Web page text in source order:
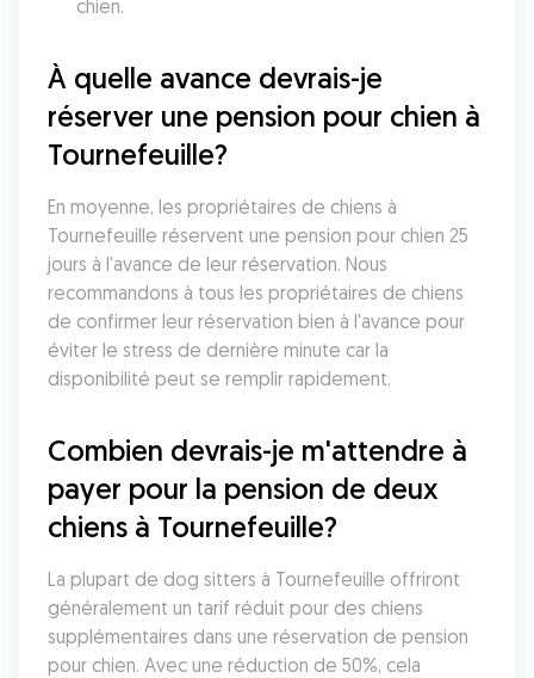
chien.
À quelle avance devrais-je
réserver une pension pour chien à
Tournefeuille?
En moyenne, les propriétaires de chiens à
Tournefeuille réservent une pension pour chien 25
jours à l'avance de leur réservation. Nous
recommandons à tous les propriétaires de chiens
de confirmer leur réservation bien à l'avance pour
éviter le stress de dernière minute car la
disponibilité peut se remplir rapidement.
Combien devrais-je m'attendre à
payer pour la pension de deux
chiens à Tournefeuille?
La plupart de dog sitters à Tournefeuille offriront
généralement un tarif réduit pour des chiens
supplémentaires dans une réservation de pension
pour chien. Avec une réduction de 50%, cela